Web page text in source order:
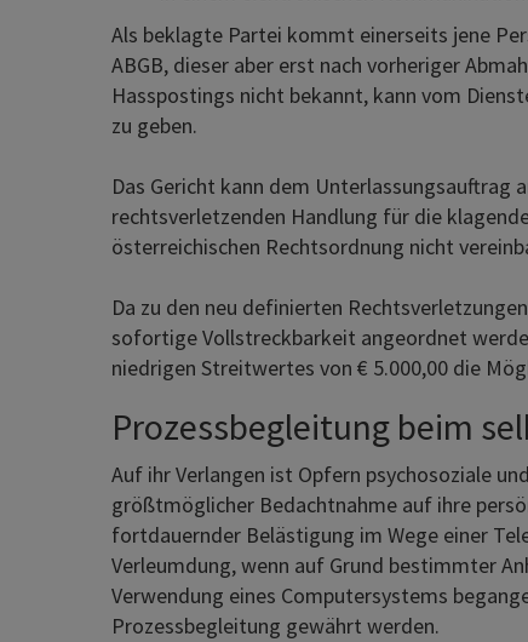
Als beklagte Partei kommt einerseits jene
ABGB, dieser aber erst nach vorheriger
Hasspostings nicht bekannt, kann vom
zu geben.
Das Gericht kann dem
rechtsverletzenden Handlung für die
österreichischen Rechtsordnung nicht
Da zu den neu definierten
sofortige Vollstreckbarkeit angeordnet
niedrigen Streitwertes von € 5.000,00 die
Prozessbegleitung beim
Auf ihr Verlangen ist Opfern psychosoziale
größtmöglicher Bedachtnahme auf ihre
fortdauernder Belästigung im Wege einer
Verleumdung, wenn auf Grund bestimmter
Verwendung eines Computersystems
Prozessbegleitung gewährt werden.